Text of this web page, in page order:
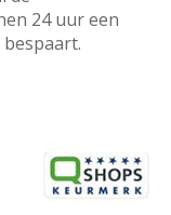
24 uur een